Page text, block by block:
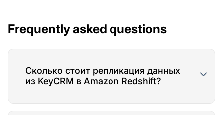
Frequently asked questions
Сколько стоит репликация данных
из KeyCRM в Amazon Redshift?